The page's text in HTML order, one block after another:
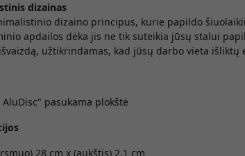
dizainas
dizaino principus, kurie papildo
apdailos dėka jis ne tik suteikia jūsų stalui
užtikrindamas, kad jūsų darbo vieta išliktų
pasukama plokštė
28 cm x (aukštis) 2,1 cm